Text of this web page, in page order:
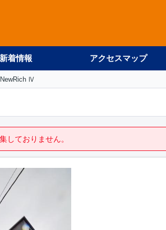
新着情報 アクセスマップ
Ⅳ
しておりません。